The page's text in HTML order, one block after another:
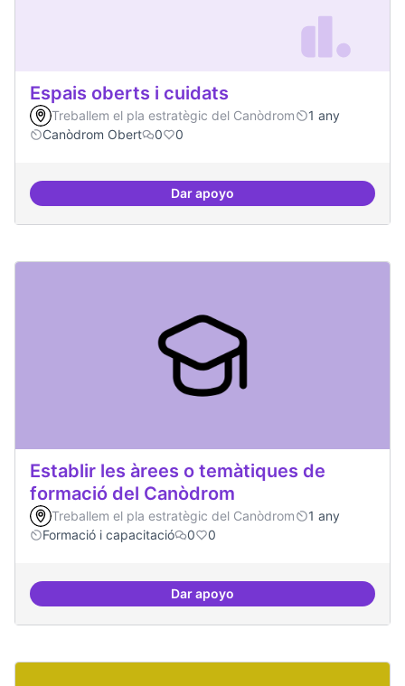
Espais oberts i cuidats
Treballem el pla estratègic del Canòdrom
1 any
Canòdrom Obert
0 0
Dar apoyoEspais oberts i cuidats
Establir les àrees o temàtiques de
formació del Canòdrom
Treballem el pla estratègic del Canòdrom
1 any
Formació i capacitació
0 0
Dar apoyoEstablir les àrees o temàtiques